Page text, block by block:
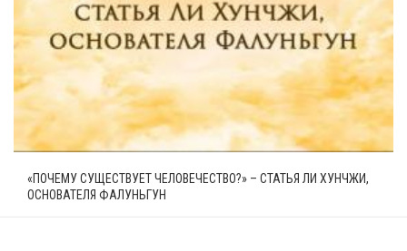
«ПОЧЕМУ СУЩЕСТВУЕТ ЧЕЛОВЕЧЕСТВО?» – СТАТЬЯ ЛИ ХУНЧЖИ,
ОСНОВАТЕЛЯ ФАЛУНЬГУН